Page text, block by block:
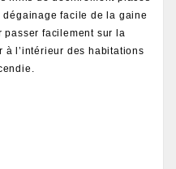
facile de la gaine
passer facilement sur la
à l’intérieur des habitations